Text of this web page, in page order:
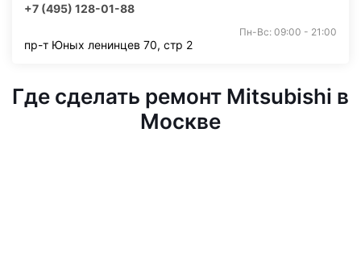
+7 (495) 128-01-88
Пн-Вс: 09:00 - 21:00
пр-т Юных ленинцев 70, стр 2
Где сделать ремонт Mitsubishi в
Москве